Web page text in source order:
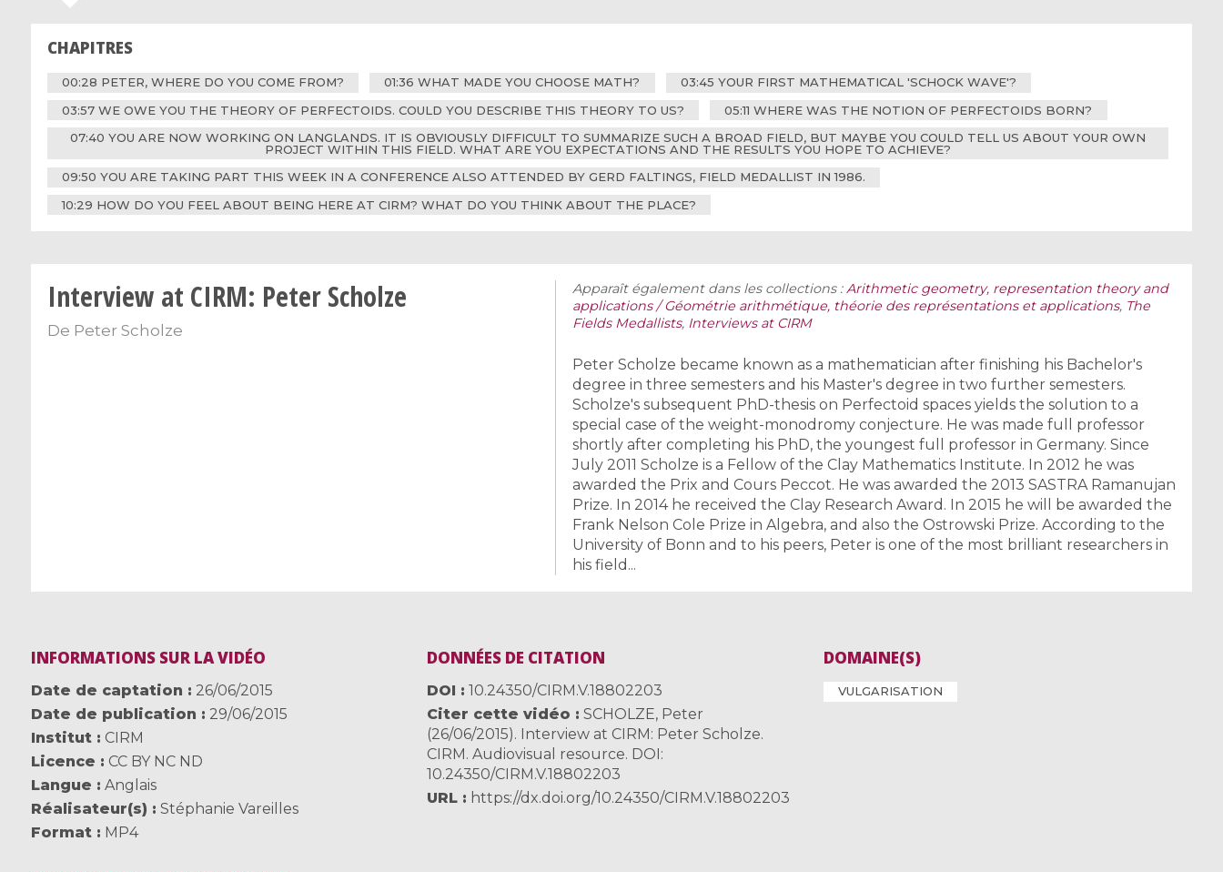
CHAPITRES
00:28 PETER, WHERE DO YOU COME FROM? 01:36 WHAT MADE YOU CHOOSE MATH?
03:45 YOUR FIRST MATHEMATICAL 'SCHOCK WAVE'?
03:57 WE OWE YOU THE THEORY OF PERFECTOIDS. COULD YOU DESCRIBE THIS THEORY TO US?
05:11 WHERE WAS THE NOTION OF PERFECTOIDS BORN?
07:40 YOU ARE NOW WORKING ON LANGLANDS. IT IS OBVIOUSLY DIFFICULT TO SUMMARIZE SUCH A BROAD FIELD, BUT MAYBE YOU COULD TELL US ABOUT YOUR OWN
PROJECT WITHIN THIS FIELD. WHAT ARE YOU EXPECTATIONS AND THE RESULTS YOU HOPE TO ACHIEVE?
09:50 YOU ARE TAKING PART THIS WEEK IN A CONFERENCE ALSO ATTENDED BY GERD FALTINGS, FIELD MEDALLIST IN 1986.
10:29 HOW DO YOU FEEL ABOUT BEING HERE AT CIRM? WHAT DO YOU THINK ABOUT THE PLACE?
Interview at CIRM: Peter Scholze
De Peter Scholze
Apparaît également dans les collections :Arithmetic geometry, representation theory and
applications / Géométrie arithmétique, théorie des représentations et applications, The
Fields Medallists, Interviews at CIRM
Peter Scholze became known as a mathematician after finishing his Bachelor's
degree in three semesters and his Master's degree in two further semesters.
Scholze's subsequent PhD-thesis on Perfectoid spaces yields the solution to a
special case of the weight-monodromy conjecture. He was made full professor
shortly after completing his PhD, the youngest full professor in Germany. Since
July 2011 Scholze is a Fellow of the Clay Mathematics Institute. In 2012 he was
awarded the Prix and Cours Peccot. He was awarded the 2013 SASTRA Ramanujan
Prize. In 2014 he received the Clay Research Award. In 2015 he will be awarded the
Frank Nelson Cole Prize in Algebra, and also the Ostrowski Prize. According to the
University of Bonn and to his peers, Peter is one of the most brilliant researchers in
his field...
INFORMATIONS SUR LA VIDÉO
Date de captation
26/06/2015
Date de publication
29/06/2015
Institut
CIRM
Licence
CC BY NC ND
Langue
Anglais
Réalisateur(s)
Stéphanie Vareilles
Format
MP4
DONNÉES DE CITATION
DOI
10.24350/CIRM.V.18802203
Citer cette vidéo
SCHOLZE, Peter
(26/06/2015). Interview at CIRM: Peter Scholze.
CIRM. Audiovisual resource. DOI:
10.24350/CIRM.V.18802203
URL
https://dx.doi.org/10.24350/CIRM.V.18802203
DOMAINE(S)
VULGARISATION